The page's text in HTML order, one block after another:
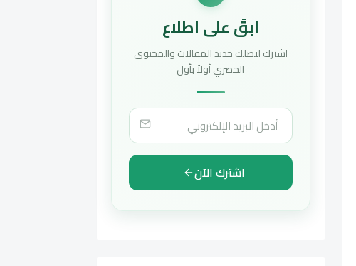
ابقَ على اطلاع
اشترك ليصلك جديد المقالات والمحتوى
الحصري أولاً بأول
اشترك الآن